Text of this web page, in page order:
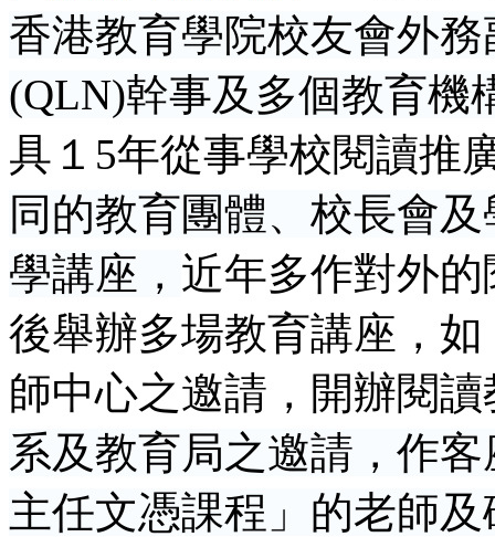
香港教育學院校友會外
(QLN)幹事及多個教育機
具１ 5年從事學校閱讀推
同的教育團體、校長會
學講座， 近年多作對外
後舉辦多場教育講座，
師中心之邀請，開辦閱
系及教育局之邀請，作
主任文憑課程」的老師